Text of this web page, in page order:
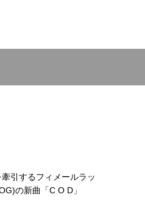
引するフィメールラッ
の新曲「C O D」